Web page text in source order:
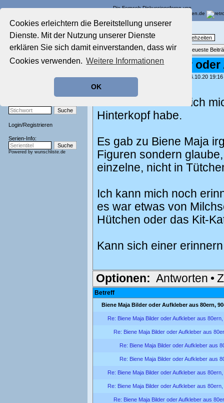
Cookies erleichtern die Bereitstellung unserer
Dienste. Mit der Nutzung unserer Dienste
erklären Sie sich damit einverstanden, dass wir
Cookies verwenden. Weitere Informationen
OK
Die Fernseh-Diskussionsforen von
Aktuelles Forum
Nostalgieecke
Der Werbeblock
Login/Registrieren
Serien-Info:
Powered by wunschliste.de
TV-Erinnerungen an gute, alte Fernsehzeiten
Themenübersicht • Neues Thema Neueste
Biene Maja Bilder
geschrieben von: , 16.10.20 19:16
Hallo!
Und zwar möchte ich
Hinterkopf habe.
Es gab zu Biene Maja
Figuren sondern
einzelne, nicht in
Ich kann mich noch
es war etwas von
Hütchen oder das Kit-
Kann sich einer
Optionen: Antworten •
Betreff
Biene Maja Bilder oder Aufkleber aus 80ern,
Re: Biene Maja Bilder oder Aufkleber aus
Re: Biene Maja Bilder oder Aufkleber aus
Re: Biene Maja Bilder oder Aufkleber aus
Re: Biene Maja Bilder oder Aufkleber aus
Re: Biene Maja Bilder oder Aufkleber aus
Re: Biene Maja Bilder oder Aufkleber aus
Re: Biene Maja Bilder oder Aufkleber aus